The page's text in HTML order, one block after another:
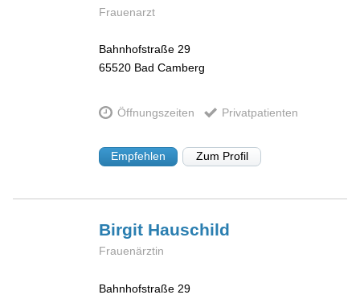
Frauenarzt
Bahnhofstraße 29
65520 Bad Camberg
Öffnungszeiten Privatpatienten
Empfehlen Zum Profil
Birgit Hauschild
Frauenärztin
Bahnhofstraße 29